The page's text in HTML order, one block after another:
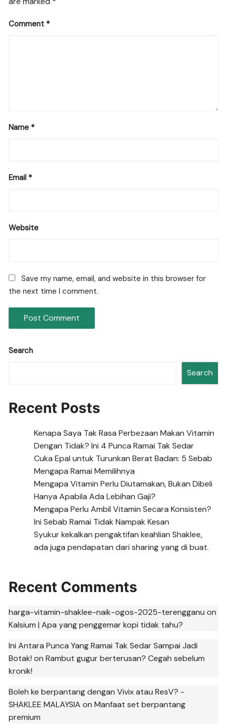
Comment *
Name *
Email *
Website
Save my name, email, and website in this browser for
the next time I comment.
Search
Search
Recent Posts
Kenapa Saya Tak Rasa Perbezaan Makan Vitamin
Dengan Tidak? Ini 4 Punca Ramai Tak Sedar
Cuka Epal untuk Turunkan Berat Badan: 5 Sebab
Mengapa Ramai Memilihnya
Mengapa Vitamin Perlu Diutamakan, Bukan Dibeli
Hanya Apabila Ada Lebihan Gaji?
Mengapa Perlu Ambil Vitamin Secara Konsisten?
Ini Sebab Ramai Tidak Nampak Kesan
Syukur kekalkan pengaktifan keahlian Shaklee,
ada juga pendapatan dari sharing yang di buat.
Recent Comments
harga-vitamin-shaklee-naik-ogos-2025-terengganu on
Kalsium | Apa yang penggemar kopi tidak tahu?
Ini Antara Punca Yang Ramai Tak Sedar Sampai Jadi
Botak! onRambut gugur berterusan? Cegah sebelum
kronik!
Boleh ke berpantang dengan Vivix atau ResV? -
SHAKLEE MALAYSIA onManfaat set berpantang
premium